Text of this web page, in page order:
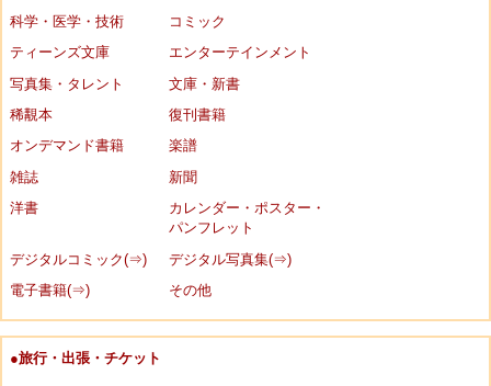
科学・医学・技術
コミック
ティーンズ文庫
エンターテインメント
写真集・タレント
文庫・新書
稀覯本
復刊書籍
オンデマンド書籍
楽譜
雑誌
新聞
洋書
カレンダー・ポスター・
パンフレット
デジタルコミック(⇒)
デジタル写真集(⇒)
電子書籍(⇒)
その他
●旅行・出張・チケット